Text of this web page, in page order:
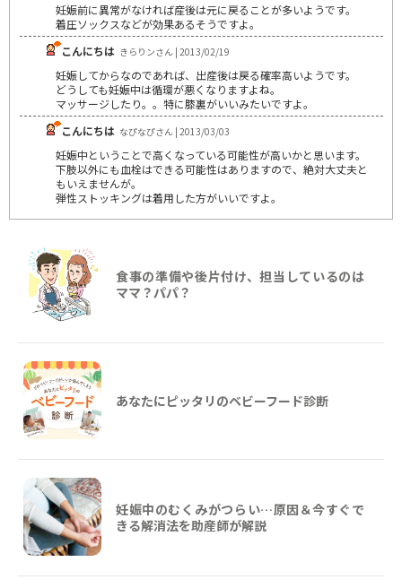
妊娠前に異常がなければ産後は元に戻ることが多いようです。
着圧ソックスなどが効果あるそうですよ。
こんにちは きらりンさん | 2013/02/19
妊娠してからなのであれば、出産後は戻る確率高いようです。
どうしても妊娠中は循環が悪くなりますよね。
マッサージしたり。。特に膝裏がいいみたいですよ。
こんにちは なぴなぴさん | 2013/03/03
妊娠中ということで高くなっている可能性が高いかと思います。
下肢以外にも血栓はできる可能性はありますので、絶対大丈夫と
もいえませんが。
弾性ストッキングは着用した方がいいですよ。
食事の準備や後片付け、担当しているのは
ママ？パパ？
あなたにピッタリのベビーフード診断
妊娠中のむくみがつらい…原因＆今すぐで
きる解消法を助産師が解説